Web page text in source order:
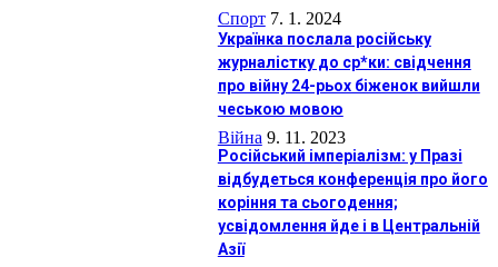
Спорт 7. 1. 2024
Українка послала російську
журналістку до ср*ки: свідчення
про війну 24-рьох біженок вийшли
чеською мовою
Війна 9. 11. 2023
Російський імперіалізм: у Празі
відбудеться конференція про його
коріння та сьогодення;
усвідомлення йде і в Центральній
Азії